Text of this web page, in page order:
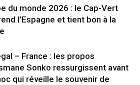
du monde 2026 : le Cap-Vert
l’Espagne et tient bon à la
– France : les propos
Sonko ressurgissent avant
qui réveille le souvenir de